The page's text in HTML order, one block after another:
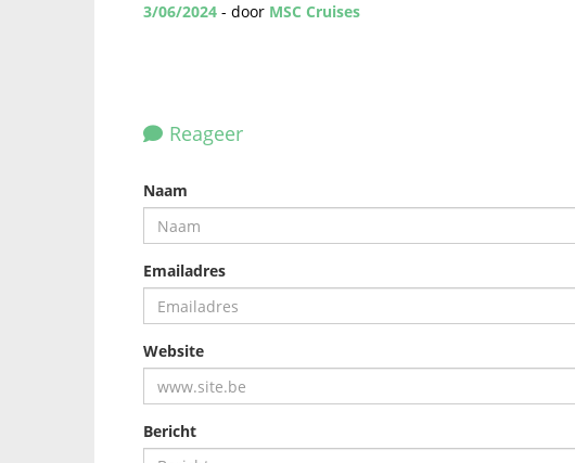
3/06/2024 - door MSC Cruises
Reageer
Naam
Emailadres
Website
Bericht